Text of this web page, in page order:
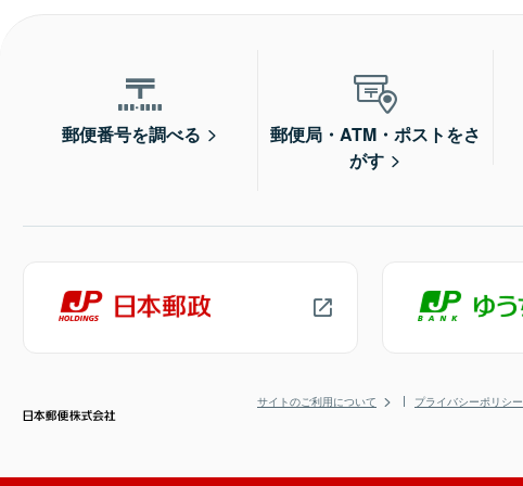
郵便番号を調べる
郵便局・ATM・ポストをさ
がす
サイトのご利用について プライバシーポリシー